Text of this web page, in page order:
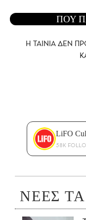
ΠΟΥ
Η ΤΑΙΝΙΑ ΔΕΝ
LiFO
58K
ΝΕΕΣ